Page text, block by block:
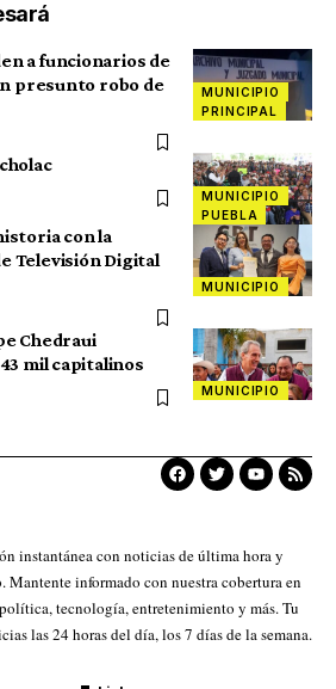
MUNICIPIO
PRINCIPAL
a funcionarios de
presunto robo de
MUNICIPIO
PUEBLA
MUNICIPIO
con la
Televisión Digital
MUNICIPIO
Chedraui
mil capitalinos
instantánea con noticias de última hora y
informado con nuestra cobertura en
tecnología, entretenimiento y más. Tu
las 24 horas del día, los 7 días de la semana.